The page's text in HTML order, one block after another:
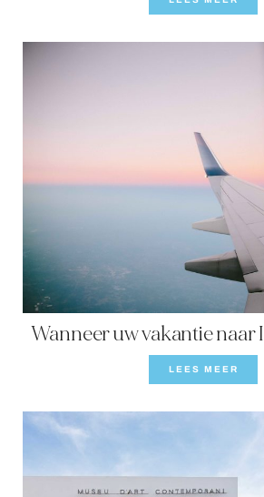
Wanneer uw vakantie naar
LEES MEER